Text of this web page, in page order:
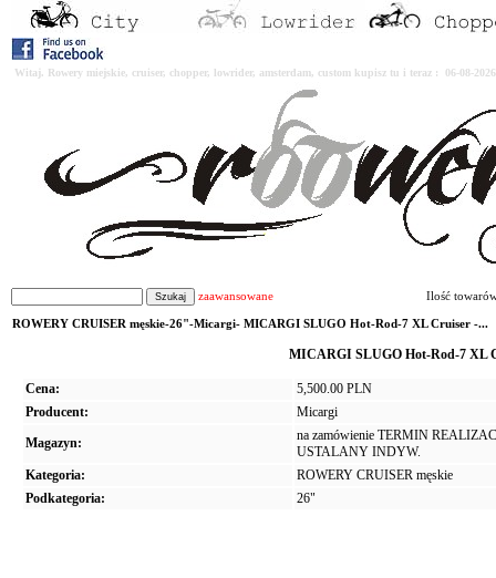
Witaj. Rowery miejskie, cruiser, chopper, lowrider, amsterdam, custom kupisz tu i teraz : 06-08-
zaawansowane Ilość
ROWERY CRUISER męskie-26"-Micargi- MICARGI SLUGO Hot-Rod-7 XL Cruiser -...
MICARGI SLUGO Hot-Rod-7 XL
Cena:
5,500.00 PLN
Producent:
Micargi
Magazyn:
na zamówienie TERMIN
USTALANY INDYW.
Kategoria:
ROWERY CRUISER męskie
Podkategoria:
26"